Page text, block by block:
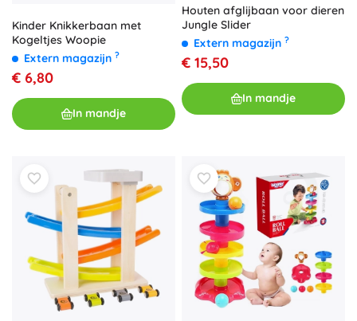
Kinder Knikkerbaan met
Kogeltjes Woopie
Extern magazijn ?
€ 6,80
In mandje
Houten afglijbaan voor dieren
Jungle Slider
Extern magazijn ?
€ 15,50
In mandje